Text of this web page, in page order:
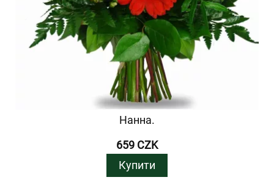
Нанна.
659 CZK
Купити